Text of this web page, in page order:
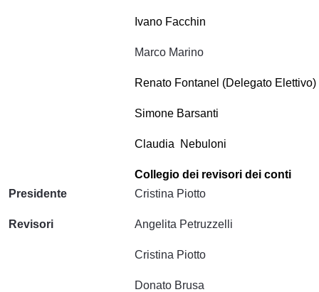
Ivano Facchin
Marco Marino
Renato Fontanel (Delegato Elettivo)
Simone Barsanti
Claudia Nebuloni
Collegio dei revisori dei conti
Presidente
Revisori
Cristina Piotto
Angelita Petruzzelli
Cristina Piotto
Donato Brusa